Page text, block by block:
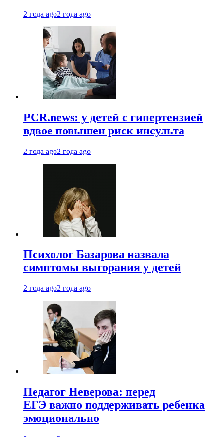
2 года ago2 года ago
PCR.news: у детей с гипертензией
вдвое повышен риск инсульта
2 года ago2 года ago
Психолог Базарова назвала
симптомы выгорания у детей
2 года ago2 года ago
Педагог Неверова: перед
ЕГЭ важно поддерживать ребенка
эмоционально